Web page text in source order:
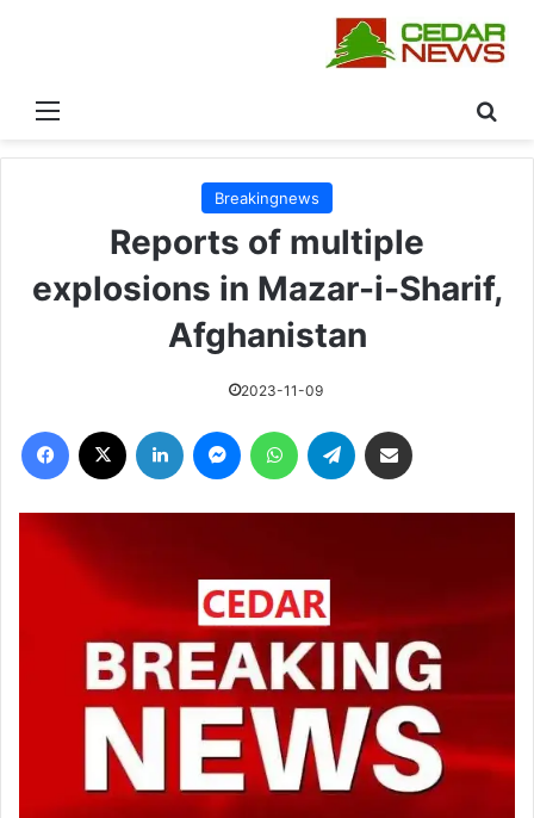
القائمة
Breakingnews
Reports of multiple
explosions in Mazar-i-Sharif,
Afghanistan
2023-11-09
فيسبوك لينكدإن ماسنجر واتساب تيلقرام مشاركة عبر البريد